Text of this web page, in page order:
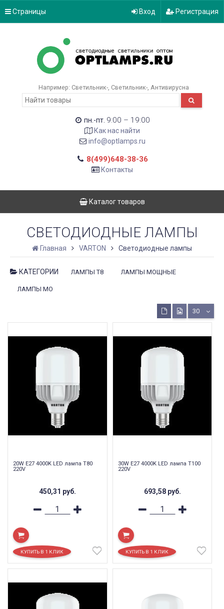
Страницы Вход Регистрация
Например: Светильник- Светильник- Антивирусна
пн.-пт. 9:00 – 19:00
Как нас найти
info@optlamps.ru
8(499)648-38-36
Контакты
Каталог товаров
СВЕТОДИОДНЫЕ ЛАМПЫ
Главная VARTON Светодиодные лампы
КАТЕГОРИИ ЛАМПЫ T8 ЛАМПЫ МОЩНЫЕ
ЛАМПЫ МО
30
20W E27 4000K LED лампа T80
220V
450,31 руб.
30W E27 4000K LED лампа T100
220V
693,58 руб.